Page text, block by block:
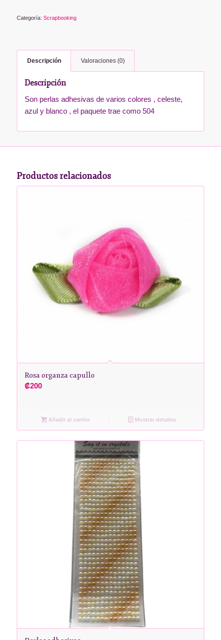
Categoría: Scrapbooking
Descripción Valoraciones (0)
Descripción
Son perlas adhesivas de varios colores , celeste,
azul y blanco , el paquete trae como 504
Productos relacionados
Rosa organza capullo
₡200
Añadir al carrito Mostrar detalles